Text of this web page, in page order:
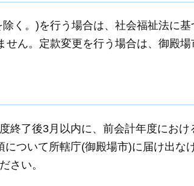
く。)を行う場合は、社会福祉法に基
せん。定款変更を行う場合は、御殿場
終了後3月以内に、前会計年度におけ
ついて所轄庁(御殿場市)に届け出な
さい。